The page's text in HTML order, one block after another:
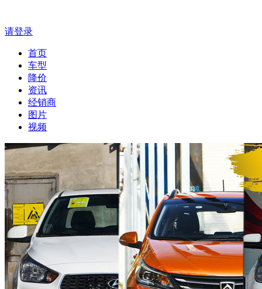
请登录
首页
车型
降价
资讯
经销商
图片
视频